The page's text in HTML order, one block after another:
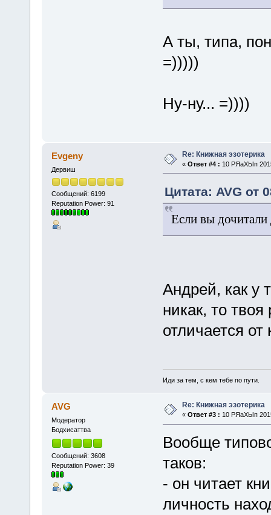
А ты, типа,
=)))))
Ну-ну... =))))
Evgeny
Дервиш
Сообщений: 6199
Reputation Power: 91
Re: Книжная эзотерика
« Ответ #4 : 10 РЯаХЫп
Цитата: AVG от
Если вы дочитали
Андрей, как у
никак, то
отличается от
Иди за тем, с кем тебе по пути.
AVG
Модератор
Бодхисаттва
Сообщений: 3608
Reputation Power: 39
Re: Книжная эзотерика
« Ответ #3 : 10 РЯаХЫп
Вообще
таков:
- он читает
личность